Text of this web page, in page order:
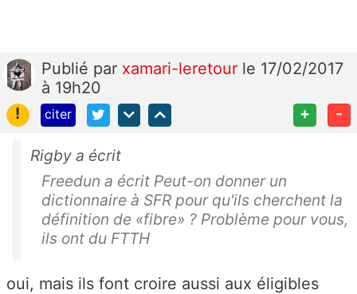
Publié par xamari-leretour le 17/02/2017
à 19h20
!
citer + -
Rigby a écrit
Freedun a écrit Peut-on donner un
dictionnaire à SFR pour qu'ils cherchent la
définition de «fibre» ? Problème pour vous,
ils ont du FTTH
oui, mais ils font croire aussi aux éligibles